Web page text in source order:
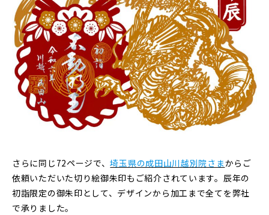
さらに同じ72ページで、埼玉県の成田山川越別院さまからご
依頼いただいた切り絵御朱印もご紹介されています。辰年の
初詣限定の御朱印として、デザインから加工まで全てを弊社
で承りました。